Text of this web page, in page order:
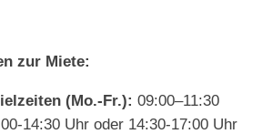
zur Miete:
(Mo.-Fr.): 09:00–11:30
14:30 Uhr oder 14:30-17:00 Uhr